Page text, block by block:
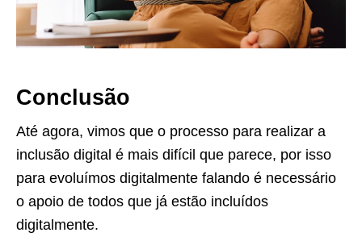
Conclusão
Até agora, vimos que o processo para realizar a
inclusão digital é mais difícil que parece, por isso
para evoluímos digitalmente falando é necessário
o apoio de todos que já estão incluídos
digitalmente.